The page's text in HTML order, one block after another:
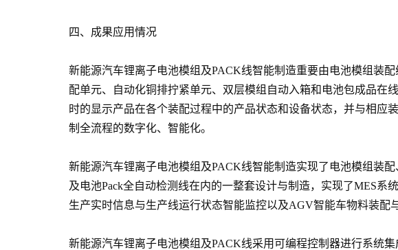
四、成果应用情况
新能源汽车锂离子电池模组及PACK线智能制造重要由电池模组装
配单元、自动化铜排拧紧单元、双层模组自动入箱和电池包成品在
时的显示产品在各个装配过程中的产品状态和设备状态，并与相应
制全流程的数字化、智能化。
新能源汽车锂离子电池模组及PACK线智能制造实现了电池模组装
及电池Pack全自动检测线在内的一整套设计与制造，实现了MES
生产实时信息与生产线运行状态智能监控以及AGV智能车物料装配
新能源汽车锂离子电池模组及PACK线采用可编程控制器进行系统